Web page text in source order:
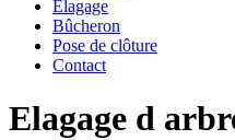
Elagage
Bûcheron
Pose de clôture
Contact
Elagage d